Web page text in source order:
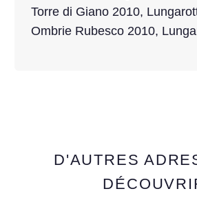
Torre di Giano 2010,
Ombrie Rubesco 2010,
D'AUTRES